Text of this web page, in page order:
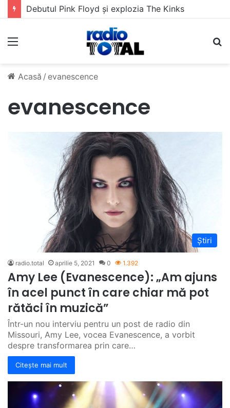
Debutul Pink Floyd și explozia The Kinks
Meniu
Acasă / evanescence
evanescence
Știri
radio.total aprilie 5, 2021 0 1.392
Amy Lee (Evanescence): „Am ajuns
în acel punct în care chiar mă pot
rătăci în muzică”
Într-un nou interviu pentru un post de radio din
Missouri, Amy Lee, vocea Evanescence, a vorbit
despre transformarea prin care…
Citește mai mult